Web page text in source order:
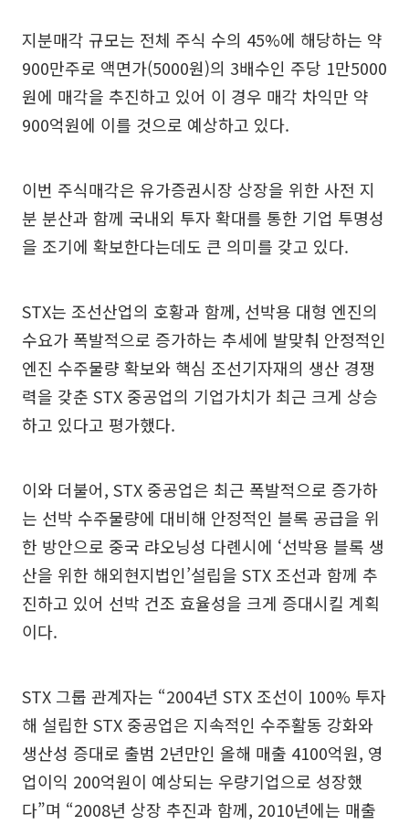
지분매각 규모는 전체 주식 수의 45%에 해당하는 약
900만주로 액면가(5000원)의 3배수인 주당 1만5000
원에 매각을 추진하고 있어 이 경우 매각 차익만 약
900억원에 이를 것으로 예상하고 있다.
이번 주식매각은 유가증권시장 상장을 위한 사전 지
분 분산과 함께 국내외 투자 확대를 통한 기업 투명성
을 조기에 확보한다는데도 큰 의미를 갖고 있다.
STX는 조선산업의 호황과 함께, 선박용 대형 엔진의
수요가 폭발적으로 증가하는 추세에 발맞춰 안정적인
엔진 수주물량 확보와 핵심 조선기자재의 생산 경쟁
력을 갖춘 STX 중공업의 기업가치가 최근 크게 상승
하고 있다고 평가했다.
이와 더불어, STX 중공업은 최근 폭발적으로 증가하
는 선박 수주물량에 대비해 안정적인 블록 공급을 위
한 방안으로 중국 랴오닝성 다롄시에 ‘선박용 블록 생
산을 위한 해외현지법인’설립을 STX 조선과 함께 추
진하고 있어 선박 건조 효율성을 크게 증대시킬 계획
이다.
STX 그룹 관계자는 “2004년 STX 조선이 100% 투자
해 설립한 STX 중공업은 지속적인 수주활동 강화와
생산성 증대로 출범 2년만인 올해 매출 4100억원, 영
업이익 200억원이 예상되는 우량기업으로 성장했
다”며 “2008년 상장 추진과 함께, 2010년에는 매출